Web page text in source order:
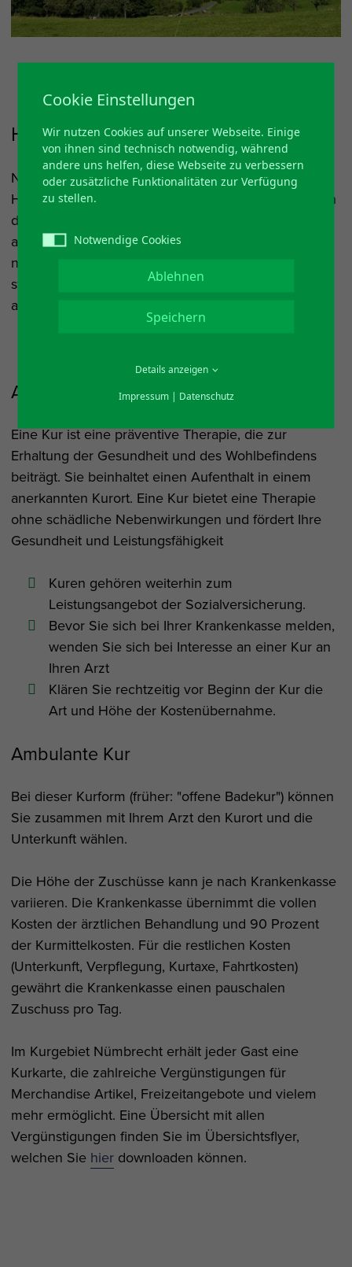
Heilklimatischer Kurort Nümbrecht
Nümbrecht ist seit 1987 ein staatlich anerkannter
Heilklimatischer Kurort und erfüllt die Anforderungen
der Badearztverträge mit den Krankenkassen und
anderen Kostenträgern. Diese übernehmen auch
nach dem Gesundheitsreformgesetz die Kosten für
stationäre Kuren und gewähren Zuschüsse für
ambulante Kuren.
Aktiver durchs Leben
Eine Kur ist eine präventive Therapie, die zur
Erhaltung der Gesundheit und des Wohlbefindens
beiträgt. Sie beinhaltet einen Aufenthalt in einem
anerkannten Kurort. Eine Kur bietet eine Therapie
ohne schädliche Nebenwirkungen und fördert Ihre
Gesundheit und Leistungsfähigkeit
Kuren gehören weiterhin zum
Leistungsangebot der Sozialversicherung.
Bevor Sie sich bei Ihrer Krankenkasse melden,
wenden Sie sich bei Interesse an einer Kur an
Ihren Arzt
Klären Sie rechtzeitig vor Beginn der Kur die
Art und Höhe der Kostenübernahme.
Ambulante Kur
Bei dieser Kurform (früher: "offene Badekur") können
Sie zusammen mit Ihrem Arzt den Kurort und die
Unterkunft wählen.
Die Höhe der Zuschüsse kann je nach Krankenkasse
variieren. Die Krankenkasse übernimmt die vollen
Kosten der ärztlichen Behandlung und 90 Prozent
der Kurmittelkosten. Für die restlichen Kosten
(Unterkunft, Verpflegung, Kurtaxe, Fahrtkosten)
gewährt die Krankenkasse einen pauschalen
Zuschuss pro Tag.
Im Kurgebiet Nümbrecht erhält jeder Gast eine
Kurkarte, die zahlreiche Vergünstigungen für
Merchandise Artikel, Freizeitangebote und vielem
mehr ermöglicht. Eine Übersicht mit allen
Vergünstigungen finden Sie im Übersichtsflyer,
welchen Sie hier downloaden können.
Cookie Einstellungen
Wir nutzen Cookies auf unserer Webseite. Einige
von ihnen sind technisch notwendig, während
andere uns helfen, diese Webseite zu verbessern
oder zusätzliche Funktionalitäten zur Verfügung
zu stellen.
Notwendige Cookies
Ablehnen
Speichern
Details anzeigen
Impressum| Datenschutz